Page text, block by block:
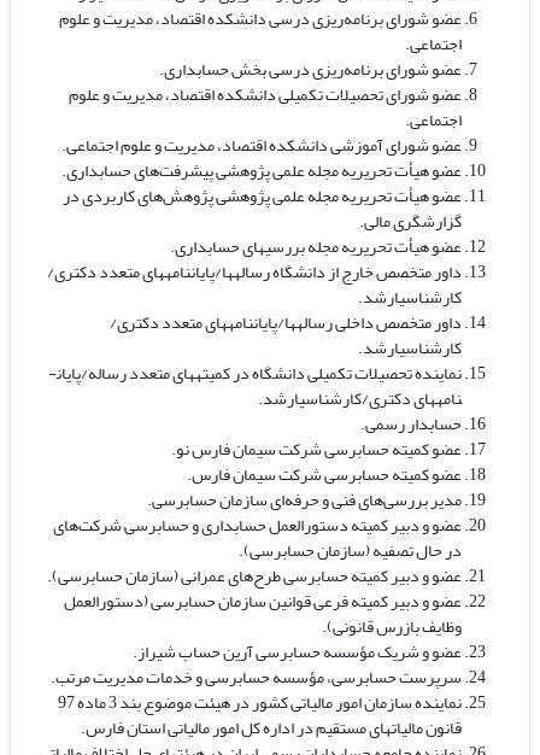
عضو شورای برنامه‌ریزی درسی دانشکده اقتصاد، مدیریت و علوم
اجتماعی.
عضو شورای برنامه‌ریزی درسی بخش حسابداری.
عضو شورای تحصیلات تکمیلی دانشکده اقتصاد، مدیریت و علوم
اجتماعی.
عضو شورای آموزشی دانشکده اقتصاد، مدیریت و علوم اجتماعی.
عضو هیأت تحریریه مجله علمی پژوهشی پیشرفت‌های حسابداری.
عضو هیأت تحریریه مجله علمی پژوهشی پژوهش‌های کاربردی در
گزارشگری مالی.
عضو هیأت تحریریه مجله بررسی­های حسابداری.
داور متخصص خارج از دانشگاه رساله­ها/پایان­نامه­های متعدد دکتری/
کارشناسی­ارشد.
داور متخصص داخلی رساله­ها/پایان­نامه­های متعدد دکتری/
کارشناسی­ارشد.
نماینده تحصیلات تکمیلی دانشگاه در کمیته­های متعدد رساله/پایان­
نامه­های دکتری/کارشناسی­ارشد.
حسابدار رسمی.
عضو کمیته حسابرسی شرکت سیمان فارس نو.
عضو کمیته حسابرسی شرکت سیمان فارس.
مدیر بررسی‌های فنی و حرفه‌ای سازمان حسابرسی.
عضو و دبیر کمیته دستورالعمل حسابداری و حسابرسی شرکت‌های
در حال تصفیه (سازمان حسابرسی).
عضو و دبیر کمیته حسابرسی طرح‌های عمرانی (سازمان حسابرسی).
عضو و دبیر کمیته فرعی قوانین سازمان حسابرسی (دستورالعمل
وظایف بازرس قانونی).
عضو و شریک مؤسسه حسابرسی آرین حساب شیراز.
سرپرست حسابرسی، مؤسسه حسابرسی و خدمات مدیریت مرتب.
نماینده سازمان امور مالیاتی کشور در هیئت­ موضوع بند 3 ماده 97
قانون مالیات­های مستقیم در اداره کل امور مالیاتی استان فارس.